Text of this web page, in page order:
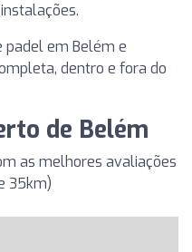
padel em Belém e
dentro e fora do
de Belém
as melhores avaliações
35km)